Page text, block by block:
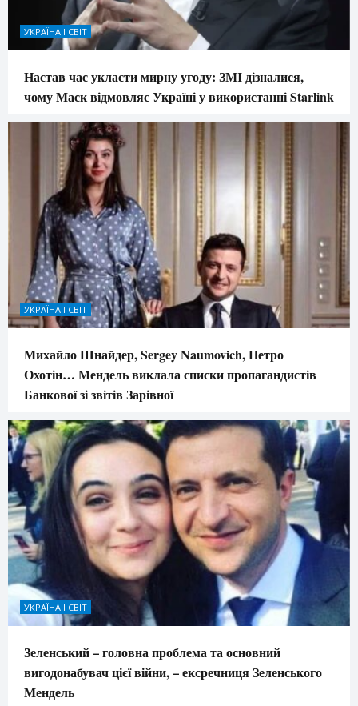
УКРАЇНА І СВІТ
Настав час укласти мирну угоду: ЗМІ дізналися,
чому Маск відмовляє Україні у використанні Starlink
УКРАЇНА І СВІТ
Михайло Шнайдер, Sergey Naumovich, Петро
Охотін… Мендель виклала списки пропагандистів
Банкової зі звітів Зарівної
УКРАЇНА І СВІТ
Зеленський – головна проблема та основний
вигодонабувач цієї війни, – ексречниця Зеленського
Мендель